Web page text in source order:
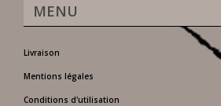
MENU
Livraison
Mentions légales
Conditions d'utilisation